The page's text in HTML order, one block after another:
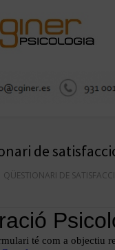
de
QÜESTIONARI DE